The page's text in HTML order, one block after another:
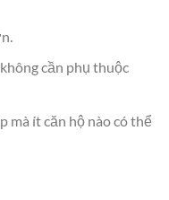
cần phụ thuộc
mà ít căn hộ nào có thể